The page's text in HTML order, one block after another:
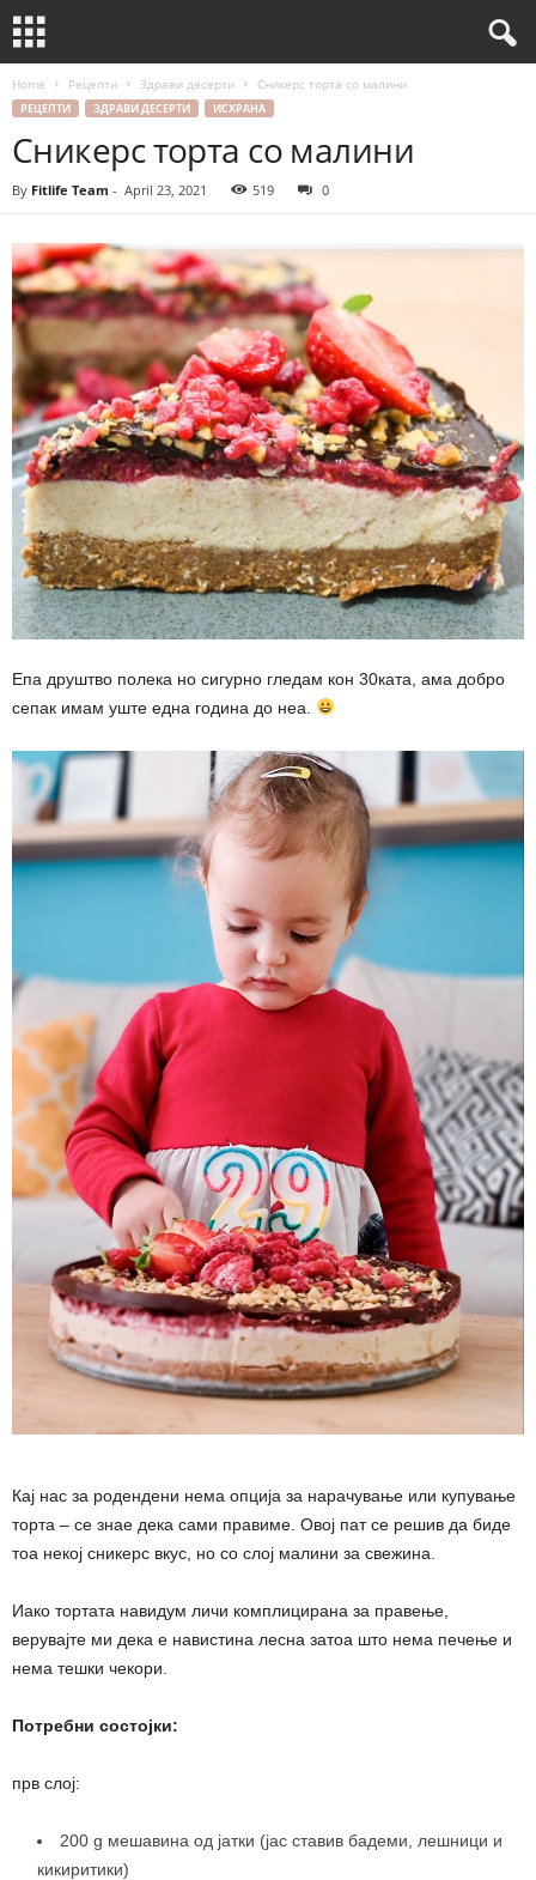
Home Рецепти Здрави десерти Сникерс торта со малини
РЕЦЕПТИ ЗДРАВИ ДЕСЕРТИ ИСХРАНА
Сникерс торта со малини
By Fitlife Team - April 23, 2021 519 0
Епа друштво полека но сигурно гледам кон 30ката, ама добро
сепак имам уште една година до неа.
Кај нас за родендени нема опција за нарачување или купување
торта – се знае дека сами правиме. Овој пат се решив да биде
тоа некој сникерс вкус, но со слој малини за свежина.
Иако тортата навидум личи комплицирана за правење,
верувајте ми дека е навистина лесна затоа што нема печење и
нема тешки чекори.
Потребни состојки:
прв слој:
200 g мешавина од јатки (јас ставив бадеми, лешници и
кикиритики)